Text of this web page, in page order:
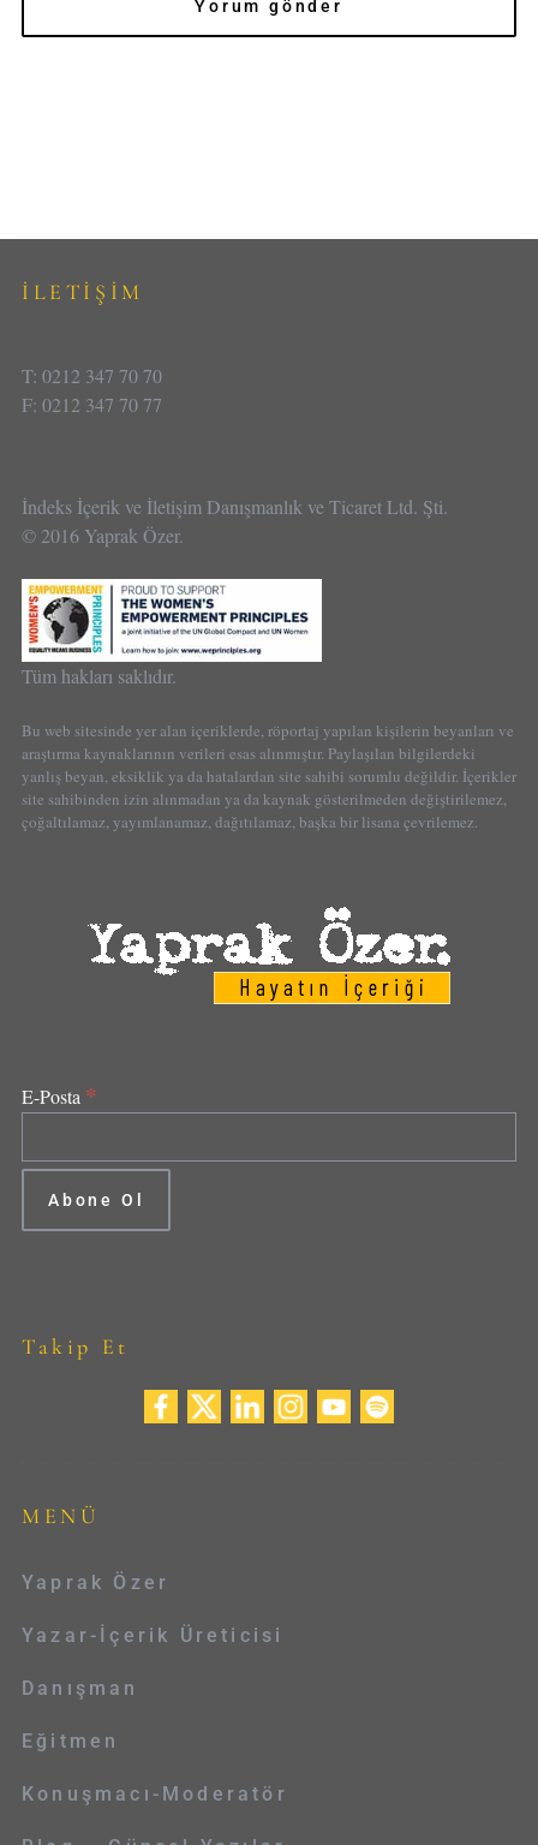
İLETİŞİM
T: 0212 347 70 70
F: 0212 347 70 77
İndeks İçerik ve İletişim Danışmanlık ve Ticaret Ltd. Şti.
© 2016 Yaprak Özer.
Tüm hakları saklıdır.
Bu web sitesinde yer alan içeriklerde, röportaj yapılan kişilerin beyanları ve
araştırma kaynaklarının verileri esas alınmıştır. Paylaşılan bilgilerdeki
yanlış beyan, eksiklik ya da hatalardan site sahibi sorumlu değildir. İçerikler
site sahibinden izin alınmadan ya da kaynak gösterilmeden değiştirilemez,
çoğaltılamaz, yayımlanamaz, dağıtılamaz, başka bir lisana çevrilemez.
E-Posta *
Takip Et
MENÜ
Yaprak Özer
Yazar-İçerik Üreticisi
Danışman
Eğitmen
Konuşmacı-Moderatör